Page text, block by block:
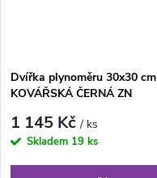
Dvířka plynoměru 30x30 cm
KOVÁŘSKÁ ČERNÁ ZN
1 145 Kč/ ks
Skladem 19 ks